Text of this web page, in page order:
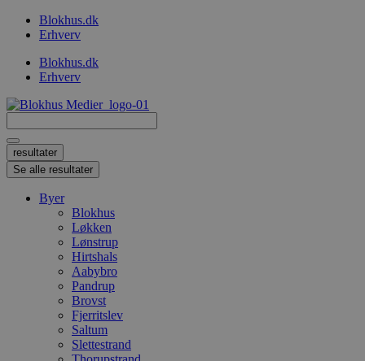
VidereBlokhus.dk
Erhverv
Blokhus.dk
Erhverv
...
resultater
Se alle resultater
Byer
Blokhus
Løkken
Lønstrup
Hirtshals
Aabybro
Pandrup
Brovst
Fjerritslev
Saltum
Slettestrand